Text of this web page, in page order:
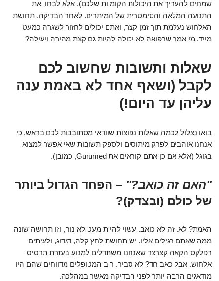
שמחים להעריך את היכולות הקומיות שלכם), אלא לבחון את
התנועה המלאה והסימטרית של המיתרים. לאחר הבדיקה, תחושת
האלחוש נעלמת תוך זמן קצר, ואתם יכולים לחזור לשגרה כמעט
מייד. מי אמר שרפואה לא יכולה להיות גם קצת מהירה ויעילה?
שאלות ותשובות שחשוב לכם
לקבל (ושאף אחד לא באמת ענה
עליהן עד היום!)
בואו נצלול לכמה שאלות נפוצות שוודאי מסתובבות לכם בראש, כי
אנחנו אוהבים לפרק מיתוסים ולספק תשובות שאי אפשר למצוא
בגוגל (אלא אם כן אתם קוראים את Gurumed, כמובן).
"האם זה כואב?" – הפחד הגדול ביותר
של כולם (ובצדק)?
האמת? לא. זה לא כואב. עשוי להיות מעט לא נוח, וזו תחושה שונה
ממה שאתם רגילים אליו. יש תחושת לחץ קלה, דגדוג, ולעיתים
רפלקס הקאה קצרצר שאנחנו משתדלים למנוע בעזרת תרסיס
אלחוש. אבל כאב חד? לא סביר. רוב המטופלים מדווחים שהם היו
מודאגים הרבה יותר לפני הבדיקה מאשר במהלכה.